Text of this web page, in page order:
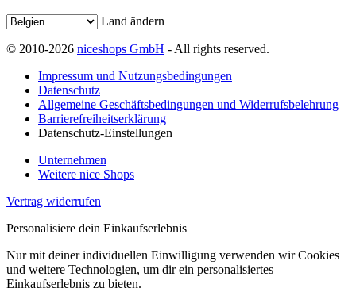
Land ändern
© 2010-2026 niceshops GmbH - All rights reserved.
Impressum und Nutzungsbedingungen
Datenschutz
Allgemeine Geschäftsbedingungen und Widerrufsbelehrung
Barrierefreiheitserklärung
Datenschutz-Einstellungen
Unternehmen
Weitere nice Shops
Vertrag widerrufen
Personalisiere dein Einkaufserlebnis
Nur mit deiner individuellen Einwilligung verwenden wir Cookies
und weitere Technologien, um dir ein personalisiertes
Einkaufserlebnis zu bieten.